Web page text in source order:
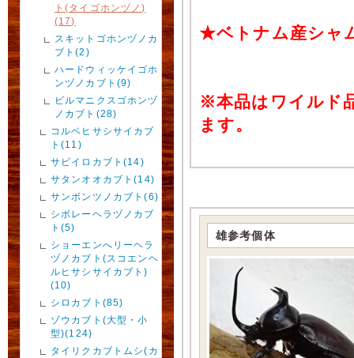
ト(タイゴホンヅノ)
(17)
スキットゴホンヅノカ
ブト(2)
ハードウィッケイゴホ
ンヅノカブト(9)
ビルマニクスゴホンヅ
ノカブト(28)
コルベヒサシサイカブ
ト(11)
サビイロカブト(14)
サタンオオカブト(14)
サンボンツノカブト(6)
シボレーヘラヅノカブ
ト(5)
ショーエンへリーヘラ
ヅノカブト(スコエンヘ
ルヒサシサイカブト)
(10)
シロカブト(85)
ゾウカブト(大型・小
型)(124)
タイリクカブトムシ(カ
★ベトナム産シャ
※本品はワイルド
ます。
雄参考個体